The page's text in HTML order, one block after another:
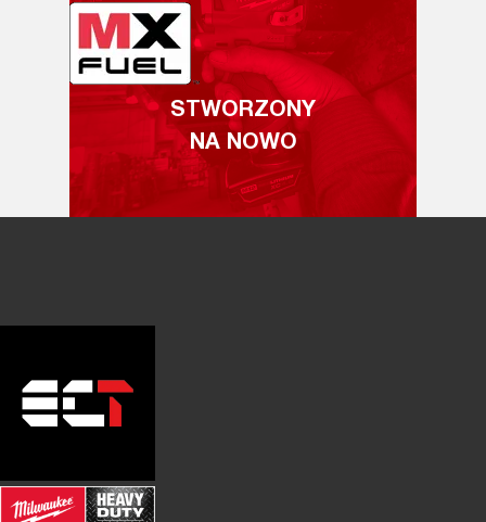
STWORZONY
NA NOWO